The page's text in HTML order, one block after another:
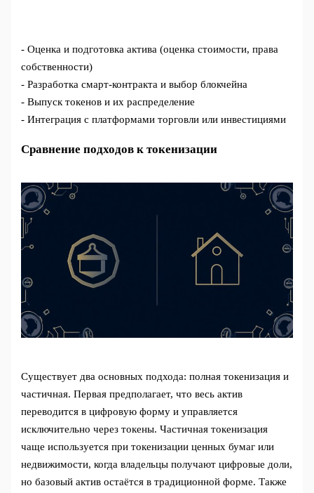
- Оценка и подготовка актива (оценка стоимости, права
собственности)
- Разработка смарт-контракта и выбор блокчейна
- Выпуск токенов и их распределение
- Интеграция с платформами торговли или инвестициями
Сравнение подходов к токенизации
Существует два основных подхода: полная токенизация и
частичная. Первая предполагает, что весь актив
переводится в цифровую форму и управляется
исключительно через токены. Частичная токенизация
чаще используется при токенизации ценных бумаг или
недвижимости, когда владельцы получают цифровые доли,
но базовый актив остаётся в традиционной форме. Также